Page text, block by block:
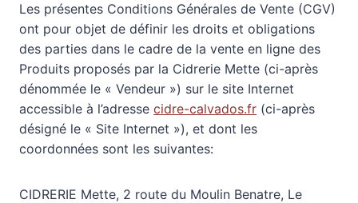
Les présentes Conditions Générales de Vente (CGV)
ont pour objet de définir les droits et obligations
des parties dans le cadre de la vente en ligne des
Produits proposés par la Cidrerie Mette (ci-après
dénommée le « Vendeur ») sur le site Internet
accessible à l’adresse cidre-calvados.fr (ci-après
désigné le « Site Internet »), et dont les
coordonnées sont les suivantes:
CIDRERIE Mette, 2 route du Moulin Benatre, Le